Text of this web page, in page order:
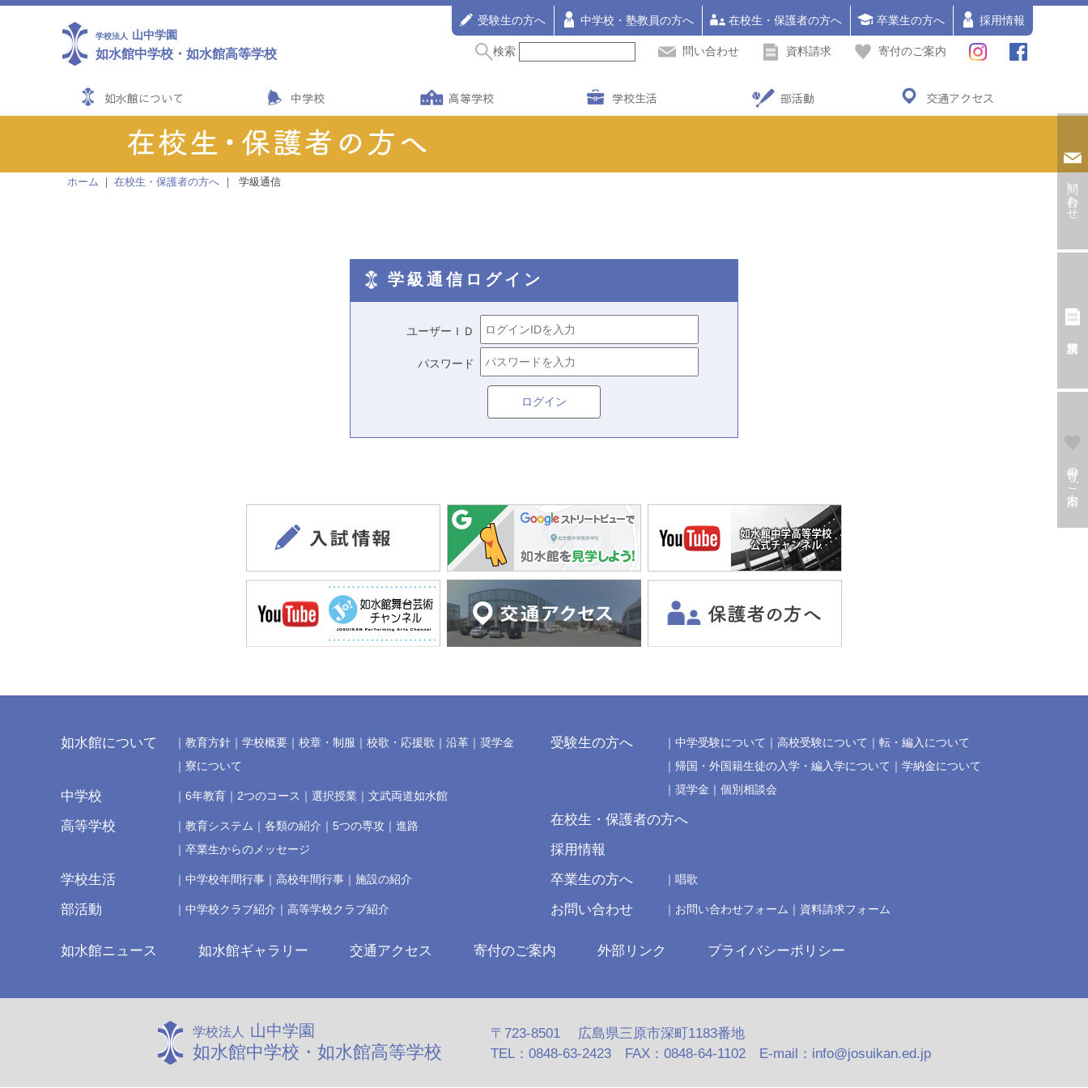
学校法人 山中学園
如水館中学校 ・如水館高等学校 検索 問い合わせ 資料請求 寄付のご案内
受験生の方へ 中学校・塾教員の方へ 在校生・保護者の方へ 卒業生の方へ 採用情報
如水館について 中学校 高等学校 学校生活 部活動 交通アクセス
問い合わせ
寄付のご案内
ホーム 在校生・保護者の方へ 学級通信
学級通信ログイン
ユーザーＩＤ
パスワード
ログイン
如水館について 教育方針 学校概要 校章・制服 校歌・応援歌 沿革
奨学金
寮について
中学校 6年教育 2つのコース 選択授業 文武両道如水館
高等学校 教育システム 各類の紹介 5つの専攻
進路
卒業生からのメッセージ
学校生活 中学校年間行事 高校年間行事 施設の紹介
部活動 中学校クラブ紹介 高等学校クラブ紹介
受験生の方へ 中学受験について 高校受験について
転・編入について
帰国・外国籍生徒の入学・編入学について
学納金について
奨学金
個別相談会
在校生・保護者の方へ
採用情報
卒業生の方へ
唱歌
お問い合わせ お問い合わせフォーム 資料請求フォーム
如水館ニュース 如水館ギャラリー 交通アクセス 寄付のご案内 外部リンク プライバシーポリシー
学校法人 山中学園
如水館中学校・如水館高等学校
〒723-8501 広島県三原市深町1183番地
TEL：0848-63-2423 FAX：0848-64-1102 E-mail：info@josuikan.ed.jp